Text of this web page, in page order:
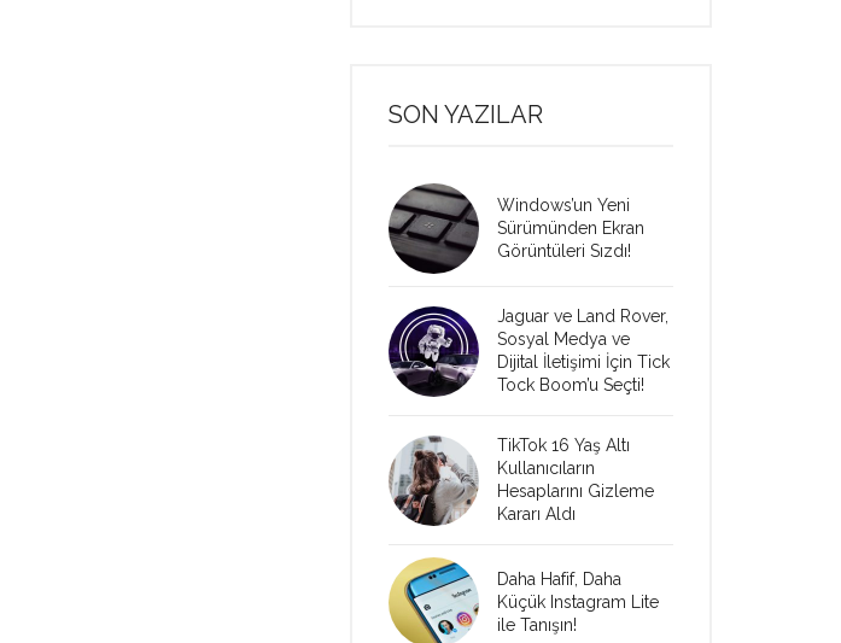
SON YAZILAR
Windows’un Yeni
Sürümünden Ekran
Görüntüleri Sızdı!
Jaguar ve Land Rover,
Sosyal Medya ve
Dijital İletişimi İçin Tick
Tock Boom’u Seçti!
TikTok 16 Yaş Altı
Kullanıcıların
Hesaplarını Gizleme
Kararı Aldı
Daha Hafif, Daha
Küçük Instagram Lite
ile Tanışın!